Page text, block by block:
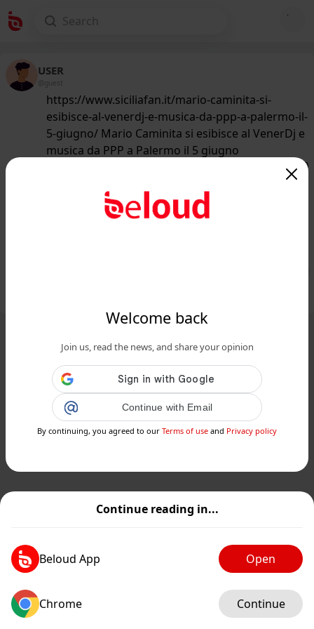
Continue reading in...
Beloud App Open
Chrome Continue
Welcome back
Join us, read the news, and share your opinion
Continue with Email
By continuing, you agreed to our Terms of use and Privacy policy
USER
@guest
https://www.siciliafan.it/mario-caminita-si-
esibisce-al-venerdj-e-musica-da-ppp-a-palermo-il-
5-giugno/ Mario Caminita si esibisce al VenerDj e
musica da PPP a Palermo il 5 giugno
/50
Mario Caminita si esibisce al VenerDj
e musica da PPP a Palermo il 5